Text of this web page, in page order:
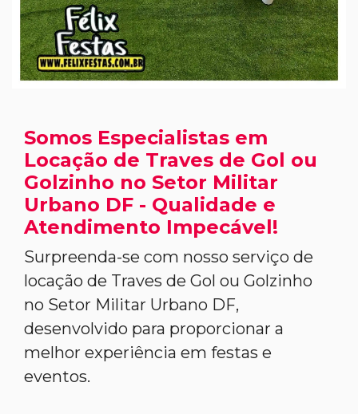
Somos Especialistas em
Locação de Traves de Gol ou
Golzinho no Setor Militar
Urbano DF - Qualidade e
Atendimento Impecável!
Surpreenda-se com nosso serviço de
locação de Traves de Gol ou Golzinho
no Setor Militar Urbano DF,
desenvolvido para proporcionar a
melhor experiência em festas e
eventos.